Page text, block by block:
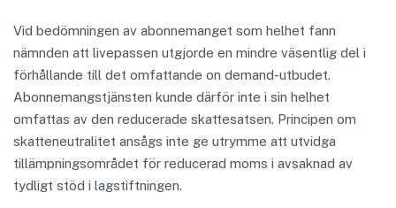
Vid bedömningen av abonnemanget som helhet fann
nämnden att livepassen utgjorde en mindre väsentlig del i
förhållande till det omfattande on demand-utbudet.
Abonnemangstjänsten kunde därför inte i sin helhet
omfattas av den reducerade skattesatsen. Principen om
skatteneutralitet ansågs inte ge utrymme att utvidga
tillämpningsområdet för reducerad moms i avsaknad av
tydligt stöd i lagstiftningen.